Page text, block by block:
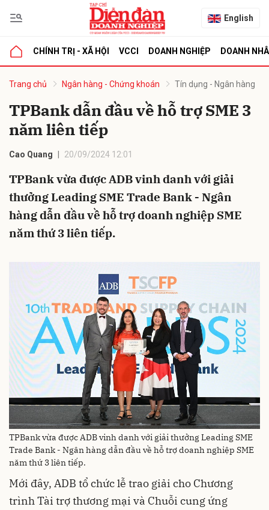
English
CHÍNH TRỊ - XÃ HỘI VCCI DOANH NGHIỆP DOANH
Trang chủ Ngân hàng - Chứng khoán Tín dụng - Ngân hàng
TPBank dẫn đầu về hỗ trợ SME 3
năm liên tiếp
Cao Quang 20/09/2024 12:01
TPBank vừa được ADB vinh danh với giải
thưởng Leading SME Trade Bank - Ngân
hàng dẫn đầu về hỗ trợ doanh nghiệp SME
năm thứ 3 liên tiếp.
TPBank vừa được ADB vinh danh với giải thưởng Leading SME
Trade Bank - Ngân hàng dẫn đầu về hỗ trợ doanh nghiệp SME
năm thứ 3 liên tiếp.
Mới đây, ADB tổ chức lễ trao giải cho Chương
trình Tài trợ thương mại và Chuỗi cung ứng
luận
Hủy